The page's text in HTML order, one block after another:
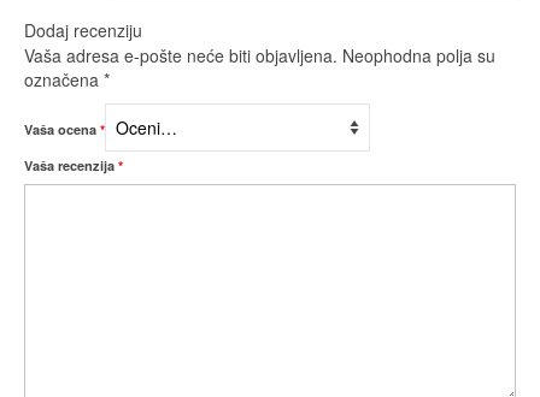
Dodaj recenziju
Vaša adresa e-pošte neće biti objavljena. Neophodna polja su
označena *
Vaša ocena *
Vaša recenzija *